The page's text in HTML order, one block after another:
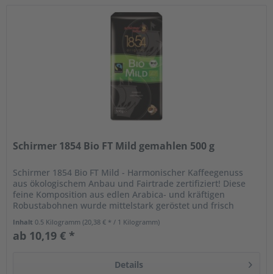
Schirmer 1854 Bio FT Mild gemahlen 500 g
Schirmer 1854 Bio FT Mild - Harmonischer Kaffeegenuss
aus ökologischem Anbau und Fairtrade zertifiziert! Diese
feine Komposition aus edlen Arabica- und kräftigen
Robustabohnen wurde mittelstark geröstet und frisch
Inhalt 0.5 Kilogramm(20,38 € * / 1 Kilogramm)
ab 10,19 € *
Details